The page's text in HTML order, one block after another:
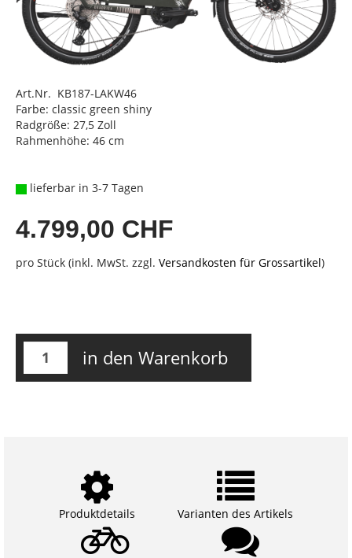
Art.Nr. KB187-LAKW46
Farbe: classic green shiny
Radgröße: 27,5 Zoll
Rahmenhöhe: 46 cm
lieferbar in 3-7 Tagen
4.799,00 CHF
pro Stück (inkl. MwSt. zzgl. Versandkosten für Grossartikel)
in den Warenkorb
Produktdetails Varianten des Artikels